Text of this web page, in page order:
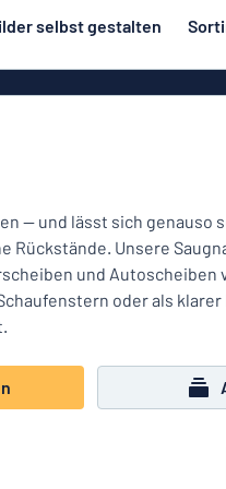
selbst gestalten
Holzschilder
Roll-Up
— und lässt sich genauso
Rückstände. Unsere
und Autoscheiben
oder als